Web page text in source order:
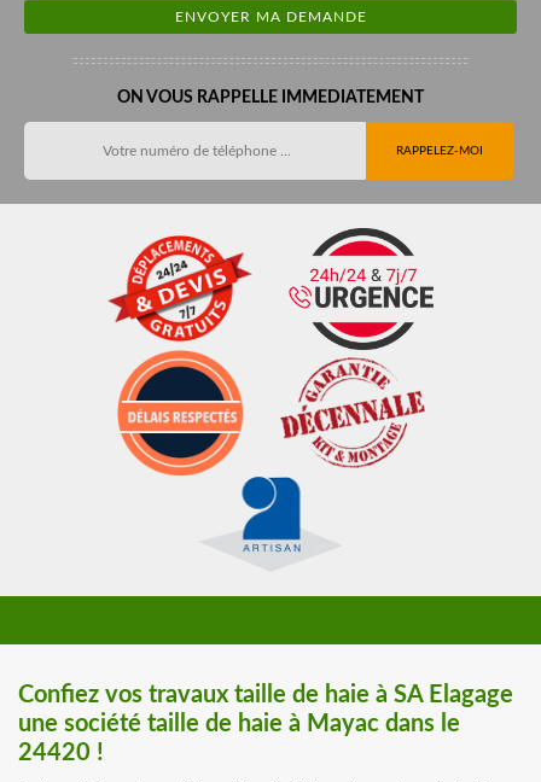
ON VOUS RAPPELLE IMMEDIATEMENT
Confiez vos travaux taille de haie à SA Elagage
une société taille de haie à Mayac dans le
24420 !